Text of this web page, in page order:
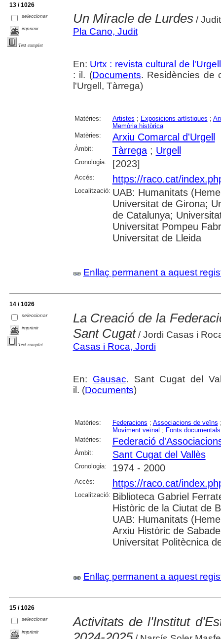
13 / 1026
seleccionar
imprimir
Text complet
Un Miracle de Lurdes/
Pla Cano, Judit
En: Urtx : revista cultural de l'Urgell
: il. (Documents. Residències de
l'Urgell, Tàrrega)
Matèries: Artistes ; Exposicions artístiques ;
Memòria històrica
Matèries:
Arxiu Comarcal d'Urgell
Àmbit: Tàrrega; Urgell
Cronologia: [2023]
Accés: https://raco.cat/
Localització: UAB: Humanitats
Universitat de Girona;
de Catalunya;
Universitat Pompeu
Universitat de Lleida
Enllaç permanent a aquest
14 / 1026
seleccionar
imprimir
Text complet
La Creació de la
Sant Cugat/ Jordi Casas i
Casas i Roca, Jordi
En: Gausac. Sant Cugat del
il. (Documents)
Matèries: Federacions ; Associacions de veïns
Moviment veïnal ; Fonts documentals
Matèries:
Federació
Àmbit: Sant Cugat del Vallès
Cronologia: 1974 - 2000
Accés: https://raco.cat/
Localització: Biblioteca Gabriel
Històric de la Ciutat de
UAB: Humanitats
Arxiu Històric de
Universitat Politècnica
Enllaç permanent a aquest
15 / 1026
seleccionar
imprimir
Activitats de l'Institut